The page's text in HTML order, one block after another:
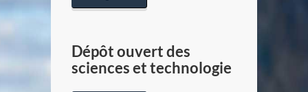
Dépôt ouvert des
sciences et technologie